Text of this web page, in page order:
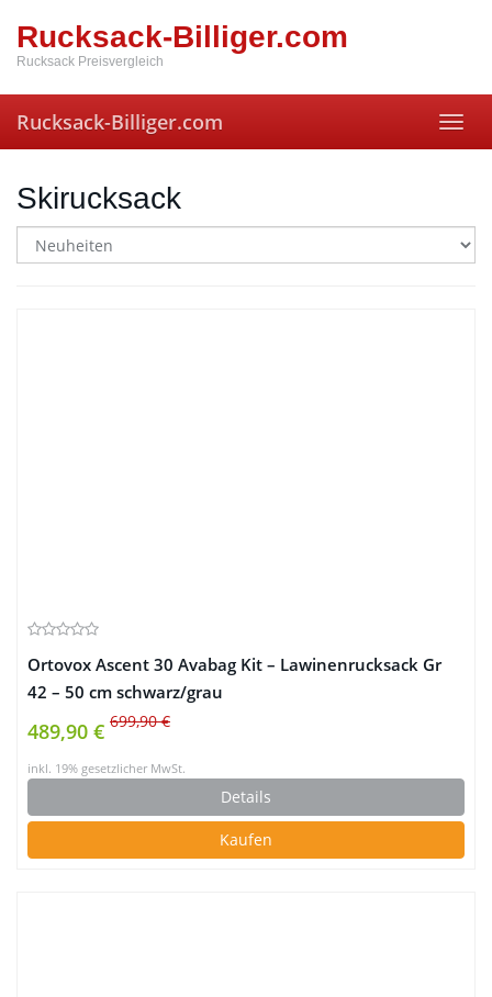
mainRucksack-Billiger.com
Rucksack Preisvergleich
Rucksack-Billiger.com
Skirucksack
Ortovox Ascent 30 Avabag Kit – Lawinenrucksack Gr
42 – 50 cm schwarz/grau
489,90 € 699,90 €
inkl. 19% gesetzlicher MwSt.
Details
Kaufen